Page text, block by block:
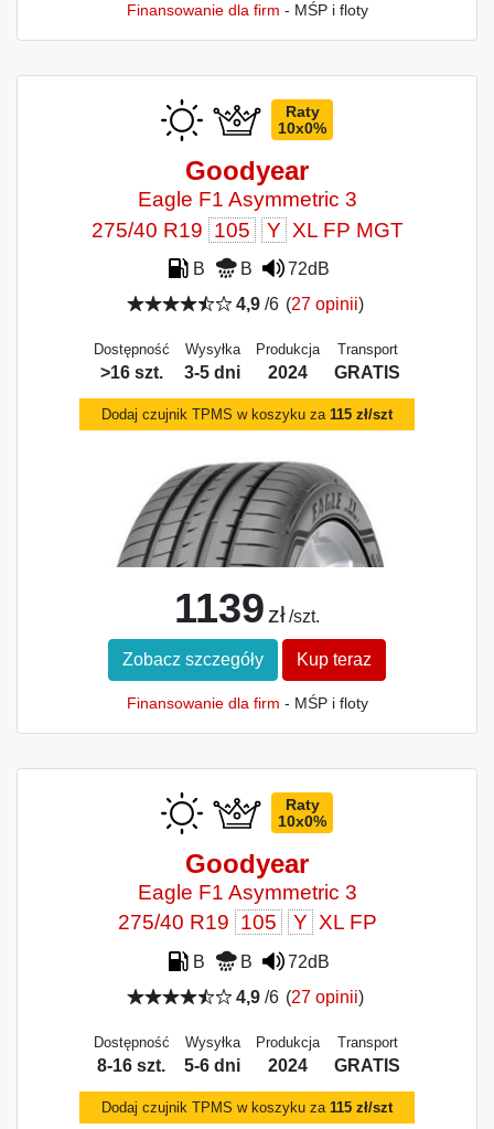
Finansowanie dla firm - MŚP i floty
Raty
10x0%
Goodyear
Eagle F1 Asymmetric 3
275/40 R19 105 Y XL FP MGT
B B
72dB
4,9/6 (27 opinii)
Dostępność
>16 szt.
Wysyłka
3-5 dni
Produkcja
2024
Transport
GRATIS
Dodaj czujnik TPMS w koszyku za 115 zł/szt
1139 zł/szt.
Zobacz szczegóły Kup teraz
Finansowanie dla firm - MŚP i floty
Raty
10x0%
Goodyear
Eagle F1 Asymmetric 3
275/40 R19 105 Y XL FP
B B
72dB
4,9/6 (27 opinii)
Dostępność
8-16 szt.
Wysyłka
5-6 dni
Produkcja
2024
Transport
GRATIS
Dodaj czujnik TPMS w koszyku za 115 zł/szt